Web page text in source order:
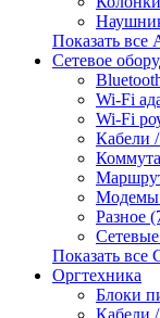
Показать все
Сетевое
Wi-Fi
Wi-Fi
Кабели
Модемы
Разное
Показать все
Оргтехника
Блоки
Кабели